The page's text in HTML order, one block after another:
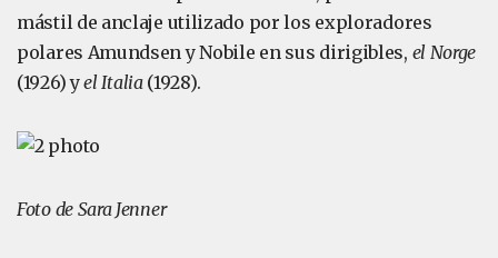
mástil de anclaje utilizado por los exploradores
polares Amundsen y Nobile en sus dirigibles, el Norge
(1926) yel Italia(1928).
Foto de Sara Jenner